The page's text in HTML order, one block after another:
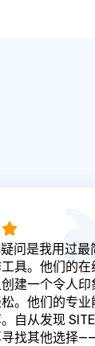
问是我用过最
具。他们的在
建一个令人印
。他们的专
自从发现
找其他选择